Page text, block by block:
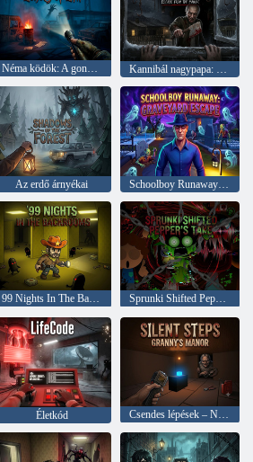
Néma ködök: A gonosz visszhangja Kannibál nagypapa: Menekülés a mániákus elől
Az erdő árnyékai
99 Nights In The Backrooms Sprunki Shifted Pepper’s Take
Életkód Csendes lépések – Nagyi kastélya